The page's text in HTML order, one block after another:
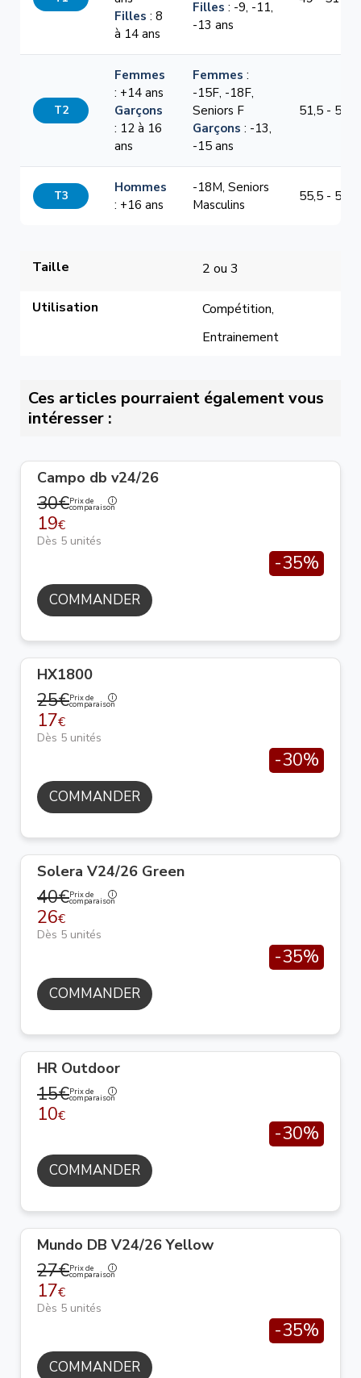
Filles : 8
à 14 ans
Filles : -9, -11,
-13 ans
T2
Femmes
: +14 ans
Garçons
: 12 à 16
ans
Femmes :
-15F, -18F,
Seniors F
Garçons : -13,
-15 ans
51,5 -
T3
Hommes
: +16 ans
-18M, Seniors
Masculins
55,5 -
Taille 2 ou 3
Utilisation
Compétition,
Entrainement
Ces articles pourraient également vous
intéresser :
Campo db v24/26
30€Prix de
comparaison
19€
Dès 5 unités
-35%
COMMANDER
HX1800
25€Prix de
comparaison
17€
Dès 5 unités
-30%
COMMANDER
Solera V24/26 Green
40€Prix de
comparaison
26€
Dès 5 unités
-35%
COMMANDER
HR Outdoor
15€Prix de
comparaison
10€
-30%
COMMANDER
Mundo DB V24/26 Yellow
27€Prix de
comparaison
17€
Dès 5 unités
-35%
COMMANDER